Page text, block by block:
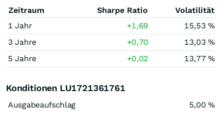
Zeitraum Sharpe Ratio
Volatilität
1 Jahr
+1,69
15,53 %
3 Jahre
+0,70
13,03 %
5 Jahre
+0,02 13,77 %
Konditionen LU1721361761
Ausgabeaufschlag
5,00 %